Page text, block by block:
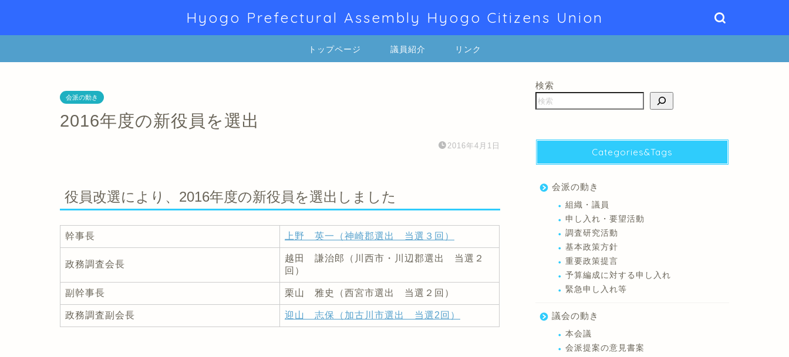
Hyogo Prefectural Assembly Hyogo Citizens Union
トップページ 議員紹介 リンク
会派の動き
2016年度の新役員を選出
2016年4月1日
役員改選により、2016年度の新役員を選出しました
幹事長 上野 英一（神崎郡選出 当選３回）
政務調査会長
越田 謙治郎（川西市・川辺郡選出 当選２
回）
副幹事長 栗山 雅史（西宮市選出 当選２回）
政務調査副会長 迎山 志保（加古川市選出 当選2回）
検索
Categories&Tags
会派の動き
組織・議員
申し入れ・要望活動
調査研究活動
基本政策方針
重要政策提言
予算編成に対する申し入れ
緊急申し入れ等
議会の動き
本会議
会派提案の意見書案